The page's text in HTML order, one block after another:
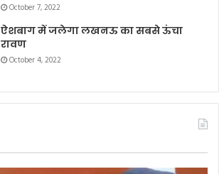
October 7, 2022
ऐशबाग में जलेगा लखनऊ का सबसे ऊंचा
रावण
October 4, 2022